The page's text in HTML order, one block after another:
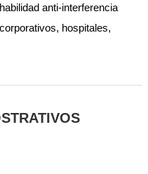
anti-interferencia
hospitales,